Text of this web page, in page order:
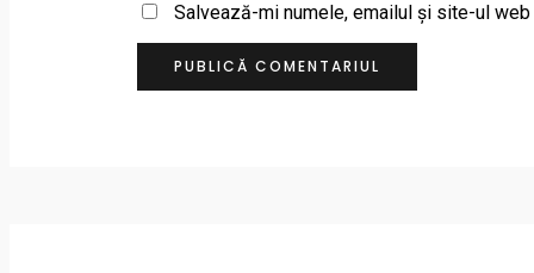
Salvează-mi numele, emailul și site-ul